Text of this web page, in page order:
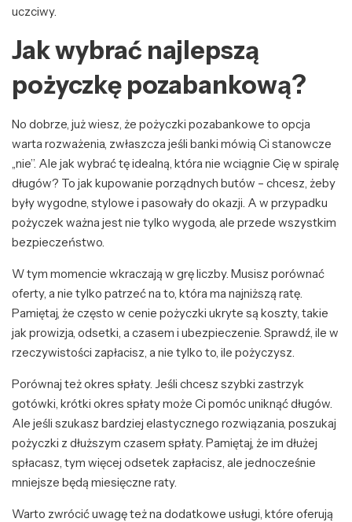
uczciwy.
Jak wybrać najlepszą
pożyczkę pozabankową?
No dobrze, już wiesz, że pożyczki pozabankowe to opcja
warta rozważenia, zwłaszcza jeśli banki mówią Ci stanowcze
„nie”. Ale jak wybrać tę idealną, która nie wciągnie Cię w spiralę
długów? To jak kupowanie porządnych butów – chcesz, żeby
były wygodne, stylowe i pasowały do okazji. A w przypadku
pożyczek ważna jest nie tylko wygoda, ale przede wszystkim
bezpieczeństwo.
W tym momencie wkraczają w grę liczby. Musisz porównać
oferty, a nie tylko patrzeć na to, która ma najniższą ratę.
Pamiętaj, że często w cenie pożyczki ukryte są koszty, takie
jak prowizja, odsetki, a czasem i ubezpieczenie. Sprawdź, ile w
rzeczywistości zapłacisz, a nie tylko to, ile pożyczysz.
Porównaj też okres spłaty. Jeśli chcesz szybki zastrzyk
gotówki, krótki okres spłaty może Ci pomóc uniknąć długów.
Ale jeśli szukasz bardziej elastycznego rozwiązania, poszukaj
pożyczki z dłuższym czasem spłaty. Pamiętaj, że im dłużej
spłacasz, tym więcej odsetek zapłacisz, ale jednocześnie
mniejsze będą miesięczne raty.
Warto zwrócić uwagę też na dodatkowe usługi, które oferują